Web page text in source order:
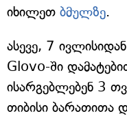
იხილეთ ბმულზე.
ასევე, 7
Glovo-ში
ისარგებლებენ 3
თიბისი ბარათითა